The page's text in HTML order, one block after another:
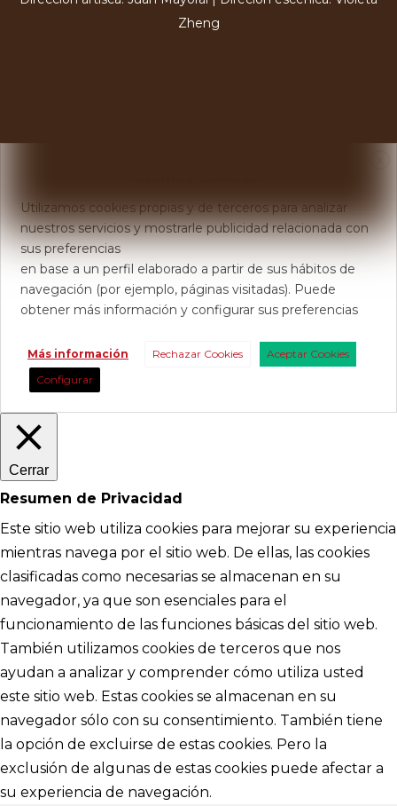
Zheng
Utilizamos cookies propias y de terceros para analizar
nuestros servicios y mostrarle publicidad relacionada con
sus preferencias
en base a un perfil elaborado a partir de sus hábitos de
navegación (por ejemplo, páginas visitadas). Puede
obtener más información y configurar sus preferencias
Más información Rechazar Cookies
Aceptar Cookies
Configurar
Cerrar
Resumen de Privacidad
Este sitio web utiliza cookies para mejorar su experiencia
mientras navega por el sitio web. De ellas, las cookies
clasificadas como necesarias se almacenan en su
navegador, ya que son esenciales para el
funcionamiento de las funciones básicas del sitio web.
También utilizamos cookies de terceros que nos
ayudan a analizar y comprender cómo utiliza usted
este sitio web. Estas cookies se almacenan en su
navegador sólo con su consentimiento. También tiene
la opción de excluirse de estas cookies. Pero la
exclusión de algunas de estas cookies puede afectar a
su experiencia de navegación.